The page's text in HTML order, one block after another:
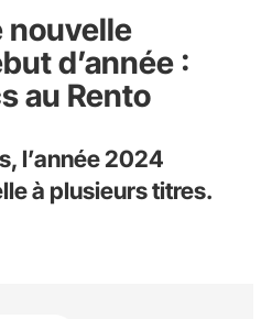
nouvelle
d’année :
au Rento
l’année 2024
à plusieurs titres.